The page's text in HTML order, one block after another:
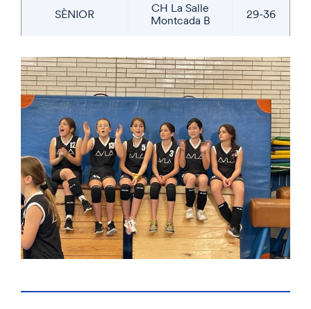
SÈNIOR
CH La Salle
Montcada B
29-36